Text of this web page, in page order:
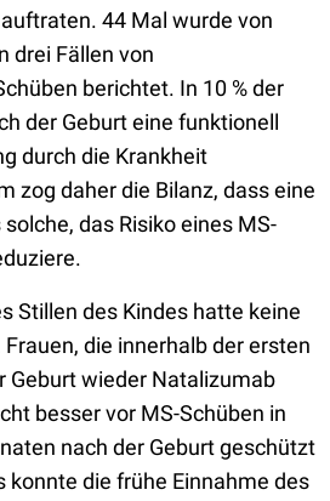
44 Mal wurde von
drei Fällen von
berichtet. In 10 % der
der Geburt eine funktionell
durch die Krankheit
zog daher die Bilanz, dass eine
das Risiko eines MS-
Stillen des Kindes hatte keine
die innerhalb der ersten
Geburt wieder Natalizumab
besser vor MS-Schüben in
nach der Geburt geschützt
konnte die frühe Einnahme des